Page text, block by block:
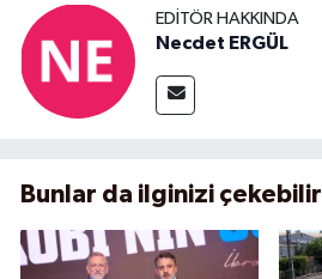
EDITÖR HAKKINDA
Necdet ERGÜL
Bunlar da ilginizi çekebilir